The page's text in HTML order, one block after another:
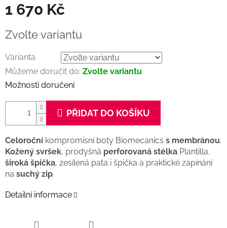
1 670 Kč
cena:
Zvolte variantu
Varianta
Můžeme doručit do: Zvolte variantu
Možnosti doručení
PŘIDAT DO KOŠÍKU
Celoroční kompromisní boty Biomecanics s membránou.
Kožený svršek, prodyšná perforovaná stélka Plantilla,
široká špička, zesílená pata i špička a praktické zapínání
na suchý zip.
Detailní informace